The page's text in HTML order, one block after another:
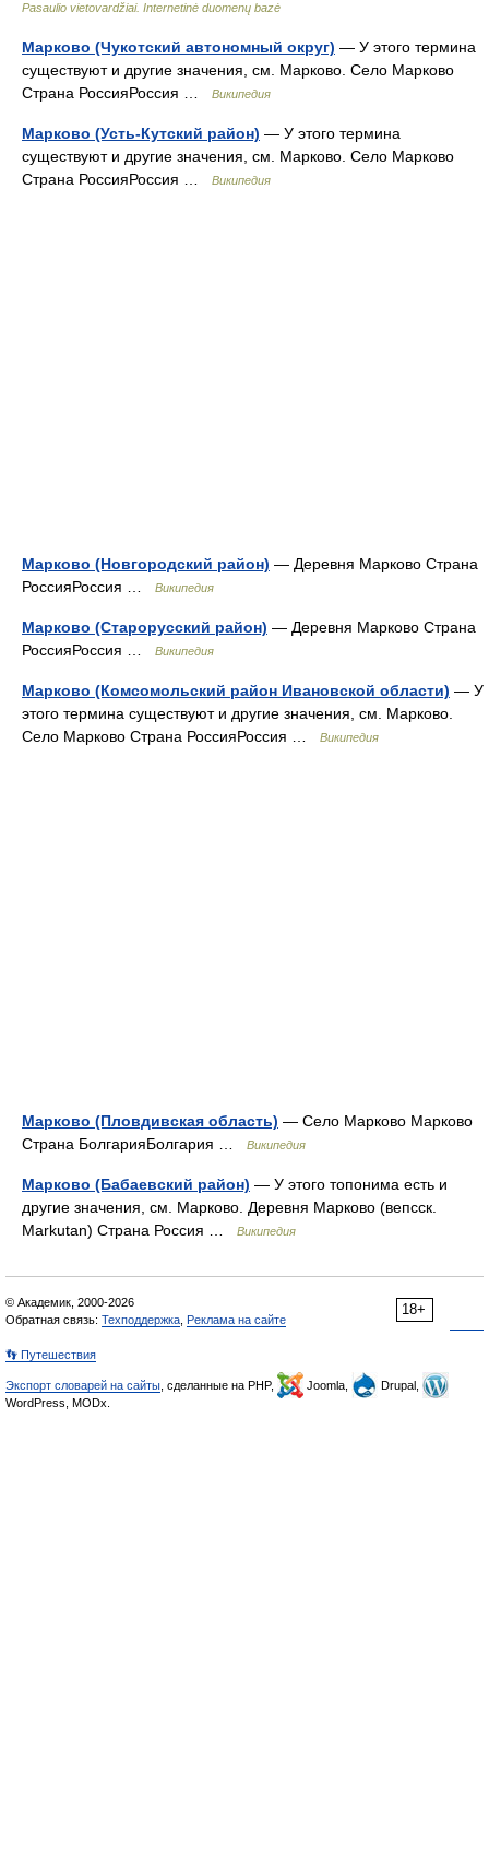
Pasaulio vietovardžiai. Internetinė duomenų bazė
Марково (Чукотский автономный округ) — У этого термина
существуют и другие значения, см. Марково. Село Марково
Страна РоссияРоссия …
Википедия
Марково (Усть-Кутский район) — У этого термина
существуют и другие значения, см. Марково. Село Марково
Страна РоссияРоссия …
Википедия
Марково (Новгородский район) — Деревня Марково Страна
РоссияРоссия …
Википедия
Марково (Старорусский район) — Деревня Марково Страна
РоссияРоссия …
Википедия
Марково (Комсомольский район Ивановской области) — У
этого термина существуют и другие значения, см. Марково.
Село Марково Страна РоссияРоссия …
Википедия
Марково (Пловдивская область) — Село Марково Марково
Страна БолгарияБолгария …
Википедия
Марково (Бабаевский район) — У этого топонима есть и
другие значения, см. Марково. Деревня Марково (вепсск.
Markutan) Страна Россия …
Википедия
18+
© Академик, 2000-2026
Обратная связь: Техподдержка Реклама на сайте
👣 Путешествия
Экспорт словарей на сайты , сделанные на PHP, Joomla,
Drupal,
WordPress, MODx.